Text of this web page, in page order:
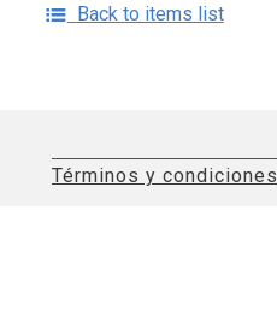
Back to items list
Términos y condiciones